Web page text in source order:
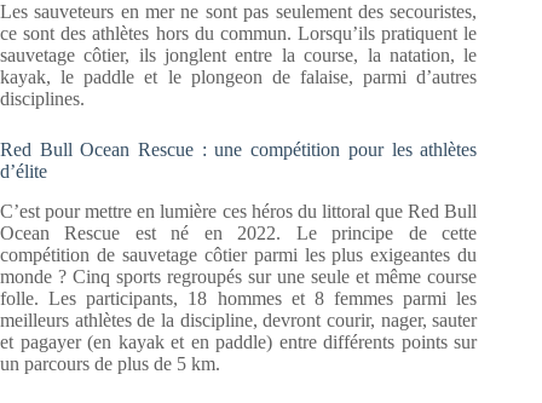
Les sauveteurs en mer ne sont pas seulement des secouristes,
ce sont des athlètes hors du commun. Lorsqu’ils pratiquent le
sauvetage côtier, ils jonglent entre la course, la natation, le
kayak, le paddle et le plongeon de falaise, parmi d’autres
disciplines.
Red Bull Ocean Rescue : une compétition pour les athlètes
d’élite
C’est pour mettre en lumière ces héros du littoral que Red Bull
Ocean Rescue est né en 2022. Le principe de cette
compétition de sauvetage côtier parmi les plus exigeantes du
monde ? Cinq sports regroupés sur une seule et même course
folle. Les participants, 18 hommes et 8 femmes parmi les
meilleurs athlètes de la discipline, devront courir, nager, sauter
et pagayer (en kayak et en paddle) entre différents points sur
un parcours de plus de 5 km.